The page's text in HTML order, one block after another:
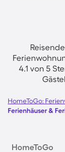
4.1 von 5
HomeToGo:
Ferienhäuser &
HomeToGo